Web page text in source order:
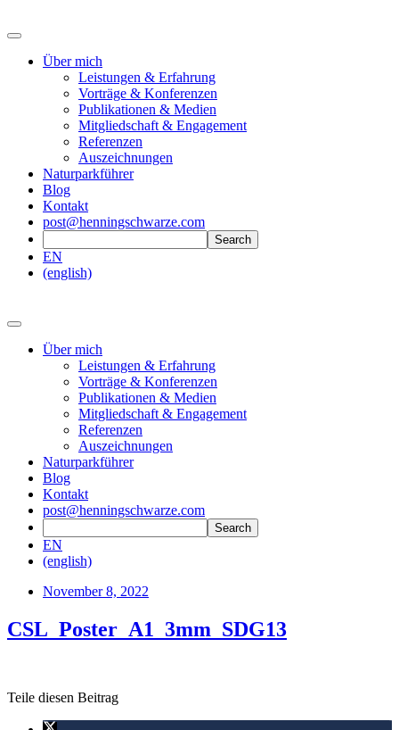
Über mich
Leistungen & Erfahrung
Vorträge & Konferenzen
Publikationen & Medien
Mitgliedschaft & Engagement
Referenzen
Auszeichnungen
Naturparkführer
Blog
Kontakt
post@henningschwarze.com
EN
(english)
Über mich
Leistungen & Erfahrung
Vorträge & Konferenzen
Publikationen & Medien
Mitgliedschaft & Engagement
Referenzen
Auszeichnungen
Naturparkführer
Blog
Kontakt
post@henningschwarze.com
EN
(english)
November 8, 2022
CSL_Poster_A1_3mm_SDG13
Teile diesen Beitrag